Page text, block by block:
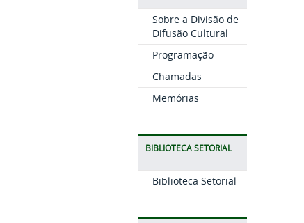
Sobre a Divisão de
Difusão Cultural
Programação
Chamadas
Memórias
BIBLIOTECA SETORIAL
Biblioteca Setorial